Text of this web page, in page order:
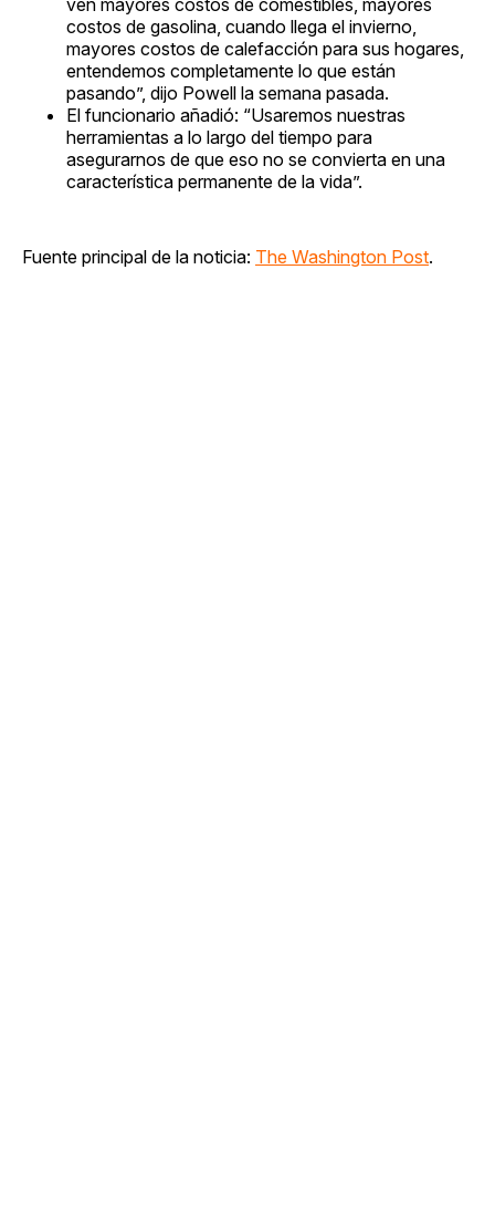
costos de gasolina, cuando llega el invierno,
mayores costos de calefacción para sus hogares,
entendemos completamente lo que están
pasando”, dijo Powell la semana pasada.
El funcionario añadió: “Usaremos nuestras
herramientas a lo largo del tiempo para
asegurarnos de que eso no se convierta en una
característica permanente de la vida”.
Fuente principal de la noticia: The Washington Post.